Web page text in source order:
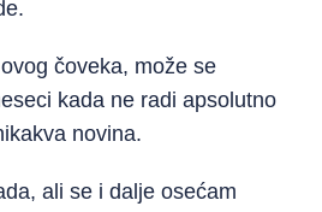
čoveka, može se
kada ne radi apsolutno
novina.
ali se i dalje osećam